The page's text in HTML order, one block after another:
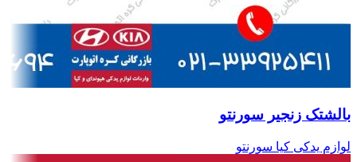
بالشتک زنجیر سورنتو
لوازم یدکی کیا سورنتو